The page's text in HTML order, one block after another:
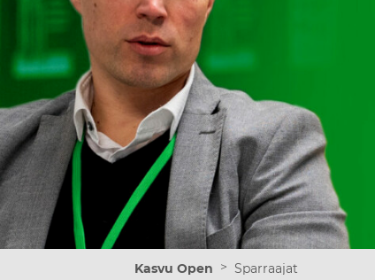
Kasvu Open > Sparraajat